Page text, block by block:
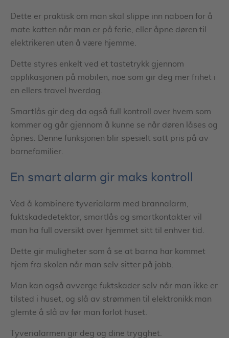
Dette er praktisk om man skal slippe inn naboen for å
mate katten når man er på ferie, eller åpne døren til
elektrikeren uten å være hjemme.
Dette styres enkelt ved et tastetrykk gjennom
applikasjonen på mobilen, noe som gir deg mer frihet i
en ellers travel hverdag.
Smartlås gir deg da også full kontroll over hvem som
kommer og går gjennom å kunne se når døren låses og
åpnes. Denne funksjonen blir spesielt satt pris på av
barnefamilier.
En smart alarm gir maks kontroll
Ved å kombinere tyverialarm med brannalarm,
fuktskadedetektor, smartlås og smartkontakter vil
man ha full oversikt over hjemmet sitt til enhver tid.
Dette gir muligheter som å se at barna har kommet
hjem fra skolen når man selv sitter på jobb.
Man kan også avverge fuktskader selv når man ikke er
tilsted i huset, og slå av strømmen til elektronikk man
glemte å slå av før man forlot huset.
Tyverialarmen gir deg og dine trygghet.